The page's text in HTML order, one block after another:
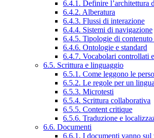
6.4.1. Definire l’architettura
6.4.2. Alberatura
6.4.3. Flussi di interazione
6.4.4. Sistemi di navigazione
6.4.5. Tipologie di
6.4.6. Ontologie e standard
6.4.7. Vocabolari controllati
6.5. Scrittura e linguaggio
6.5.1. Come leggono le
6.5.2. Le regole per un
6.5.3. Microtesti
6.5.4. Scrittura collaborativa
6.5.5. Content critique
6.5.6. Traduzione e
6.6. Documenti
6.6.1. I documenti vanno sul